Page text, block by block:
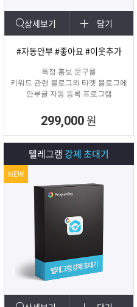
상세보기 담기
#자동안부 #좋아요 #이웃추가
특정 홍보 문구를
키워드 관련 블로그와 타겟 블로그에
안부글 자동 등록 프로그램
299,000 원
텔레그램 강제 초대기
NEW